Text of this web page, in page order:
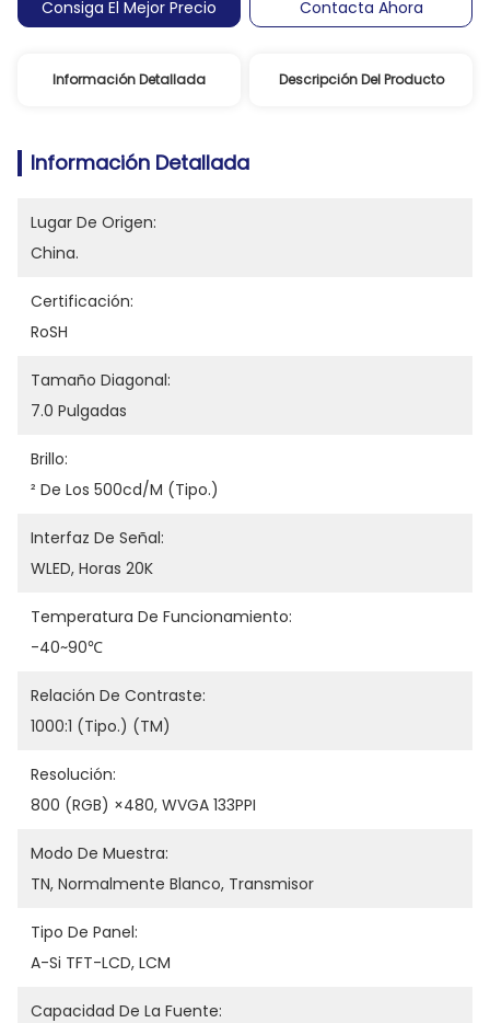
Consiga El Mejor Precio
Contacta Ahora
Información Detallada Descripción Del Producto
Información Detallada
Lugar De Origen:
China.
Certificación:
RoSH
Tamaño Diagonal:
7.0 Pulgadas
Brillo:
² De Los 500cd/m (tipo.)
Interfaz De Señal:
WLED, Horas 20K
Temperatura De Funcionamiento:
-40~90℃
Relación De Contraste:
1000:1 (tipo.) (TM)
Resolución:
800 (RGB) ×480, WVGA 133PPI
Modo De Muestra:
TN, Normalmente Blanco, Transmisor
Tipo De Panel:
A-Si TFT-LCD, LCM
Capacidad De La Fuente: